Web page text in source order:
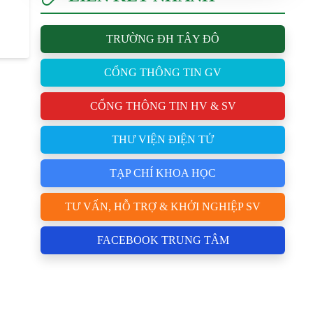
TRƯỜNG ĐH TÂY ĐÔ
CỔNG THÔNG TIN GV
CỔNG THÔNG TIN HV & SV
THƯ VIỆN ĐIỆN TỬ
TẠP CHÍ KHOA HỌC
TƯ VẤN, HỖ TRỢ & KHỞI NGHIỆP SV
FACEBOOK TRUNG TÂM